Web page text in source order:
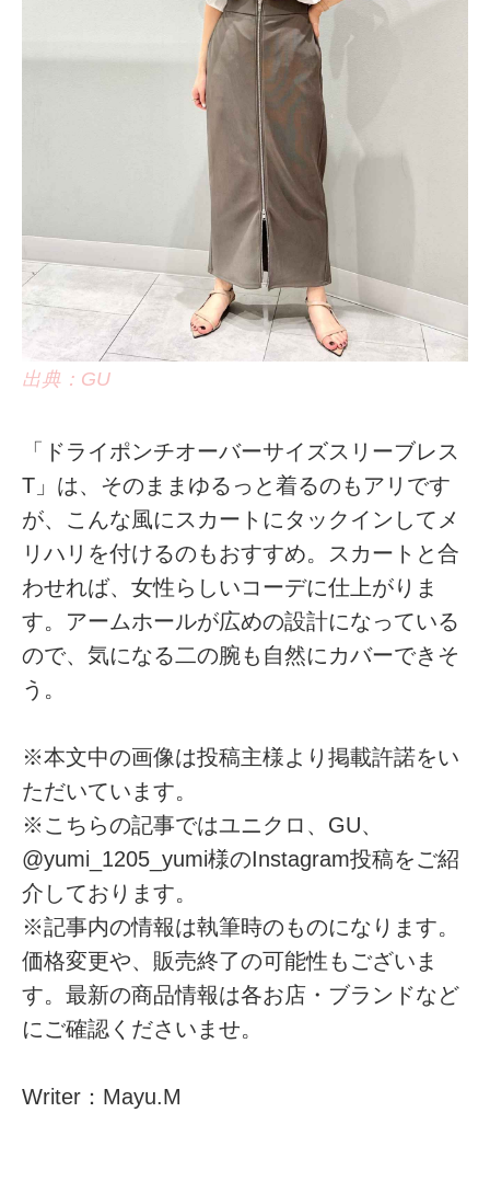
出典：GU
「ドライポンチオーバーサイズスリーブレス
T」は、そのままゆるっと着るのもアリです
が、こんな風にスカートにタックインしてメ
リハリを付けるのもおすすめ。スカートと合
わせれば、女性らしいコーデに仕上がりま
す。アームホールが広めの設計になっている
ので、気になる二の腕も自然にカバーできそ
う。
※本文中の画像は投稿主様より掲載許諾をい
ただいています。
※こちらの記事ではユニクロ、GU、
@yumi_1205_yumi様のInstagram投稿をご紹
介しております。
※記事内の情報は執筆時のものになります。
価格変更や、販売終了の可能性もございま
す。最新の商品情報は各お店・ブランドなど
にご確認くださいませ。
Writer：Mayu.M